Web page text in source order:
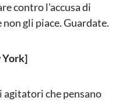
contro l’accusa di
gli piace. Guardate.
York]
agitatori che pensano